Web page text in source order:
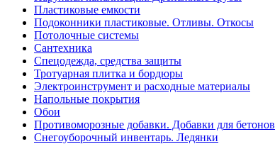
Пластиковые емкости
Подоконники пластиковые. Отливы. Откосы
Потолочные системы
Сантехника
Спецодежда, средства защиты
Тротуарная плитка и бордюры
Электроинструмент и расходные материалы
Напольные покрытия
Обои
Противоморозные добавки. Добавки для бетонов
Снегоуборочный инвентарь. Ледянки